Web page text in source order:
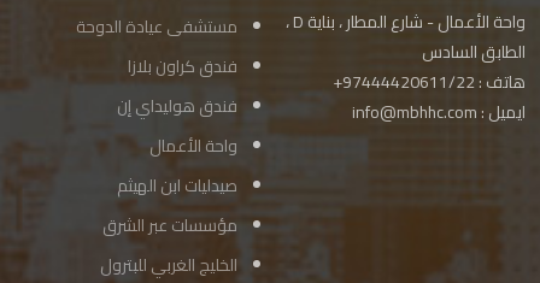
واحة الأعمال - شارع المطار ، بناية D ،
الطابق السادس
هاتف : 97444420611/22+
ايميل :info@mbhhc.com
مستشفى عيادة الدوحة
فندق كراون بلازا
فندق هوليداي إن
واحة الأعمال
صيدليات ابن الهيثم
مؤسسات عبر الشرق
الخليج الغربي للبترول